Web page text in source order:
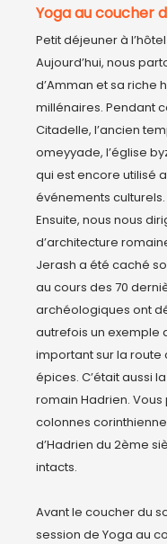
Yoga au coucher
Petit déjeuner à l’hôtel
Aujourd’hui, nous
d’Amman et sa riche
millénaires. Pendant
Citadelle, l’ancien
omeyyade, l’église
qui est encore utilisé
événements culturels.
Ensuite, nous nous
d’architecture
Jerash a été caché
au cours des 70
archéologiques ont
autrefois un exemple
important sur la route
épices. C’était aussi
romain Hadrien.
colonnes
d’Hadrien du 2ème
intacts.
Avant le coucher du
session de Yoga au